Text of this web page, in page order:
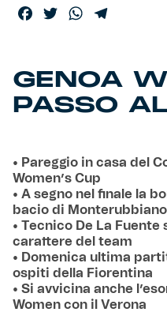
Facebook
TwitterWhatsApp
GENOA
PASSO
• Pareggio in casa del
Women’s Cup
• A segno nel finale la
bacio di Monterubbiano
• Tecnico De La
carattere del team
• Domenica ultima
ospiti della Fiorentina
• Si avvicina anche
Women con il Verona